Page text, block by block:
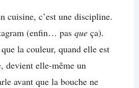
cuisine, c’est une discipline.
(enfin… pas queça).
la couleur, quand elle est
devient elle-même un
avant que la bouche ne